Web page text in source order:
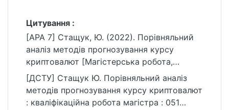
Цитування :
[APA 7] Стащук, Ю. (2022). Порівняльний
аналіз методів прогнозування курсу
криптовалют [Магістерська робота,
Київський національний університет імені
Тараса Шевченка]. eKNUTSHIR.
https://ir.library.knu.ua/handle/123456789/171
[ДСТУ] Стащук Ю. Порівняльний аналіз
методів прогнозування курсу криптовалют
: кваліфікаційна робота магістра : 051